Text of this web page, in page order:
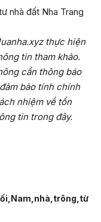
nhà đất Nha Trang
thực hiện
tin tham khảo.
cần thông báo
bảo tính chính
nhiệm về tổn
tin trong đây.
Nam nhà trông từ